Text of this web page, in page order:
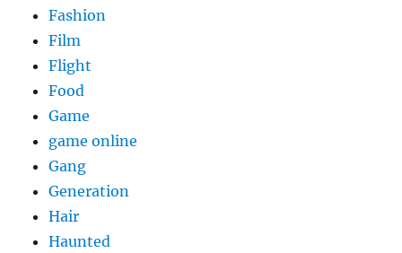
Fashion
Film
Flight
Food
Game
game online
Gang
Generation
Hair
Haunted